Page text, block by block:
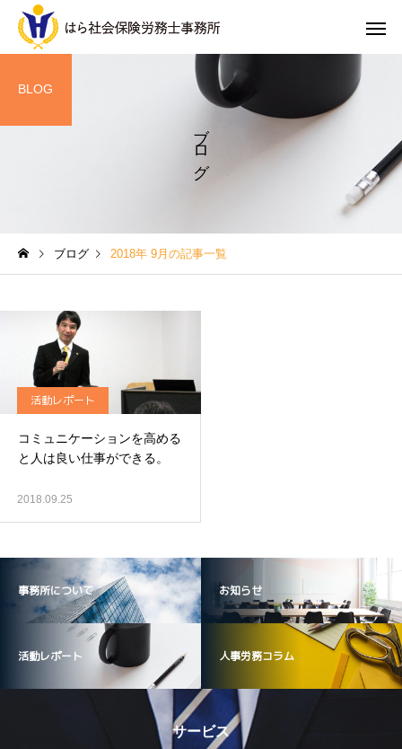
退職金制
健康経営
東京商工会議所文京支部発
成・働き方のヒント 文京人
手不足対策事例集」書籍監
修
6月6日 東京商工会議所
ブログ
BLOG
ブログ 2018年 9月の記事一覧
活動レポート
コミュニケーションを高める
と人は良い仕事ができる。
2018.09.25
事務所について お知らせ
活動レポート 人事労務コラム
サービス